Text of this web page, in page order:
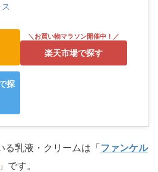
楽天市場で探す
探
る乳液・クリームは「ファンケル
」です。